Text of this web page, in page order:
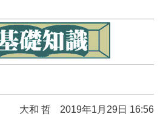
大和 哲 2019年1月29日 16:56